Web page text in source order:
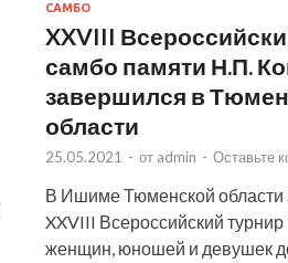
САМБО
XXVIII
самбо памяти Н.П.
завершился в
области
25.05.2021 - от admin - Оставьте
В Ишиме Тюменской области
XXVIII Всероссийский
женщин, юношей и девушек